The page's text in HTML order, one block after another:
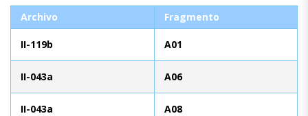
Archivo Fragmento
II-119b A01
II-043a A06
II-043a A08